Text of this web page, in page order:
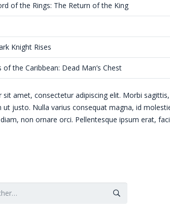
of the Rings: The Return of the King
Knight Rises
of the Caribbean: Dead Man’s Chest
amet, consectetur adipiscing elit. Morbi
ut justo. Nulla varius consequat magna, id
non ornare orci. Pellentesque ipsum erat,
: